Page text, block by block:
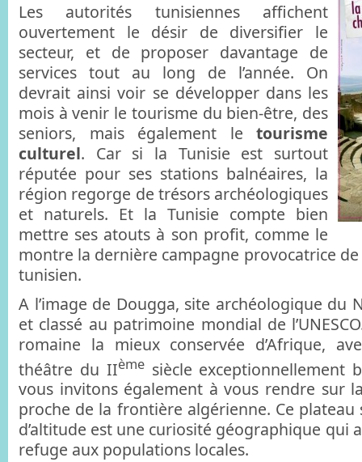
Les autorités tunisiennes affichent
ouvertement le désir de diversifier le
secteur, et de proposer davantage de
services tout au long de l’année. On
devrait ainsi voir se développer dans les
mois à venir le tourisme du bien-être, des
seniors, mais également le tourisme
culturel. Car si la Tunisie est surtout
réputée pour ses stations balnéaires, la
région regorge de trésors archéologiques
et naturels. Et la Tunisie compte bien
mettre ses atouts à son profit, comme le
montre la dernière campagne provocatrice de
tunisien.
A l’image de Dougga, site archéologique du
et classé au patrimoine mondial de
romaine la mieux conservée d’Afrique,
théâtre du IIèmesiècle exceptionnellement
vous invitons également à vous rendre sur
proche de la frontière algérienne. Ce plateau
d’altitude est une curiosité géographique qui
refuge aux populations locales.